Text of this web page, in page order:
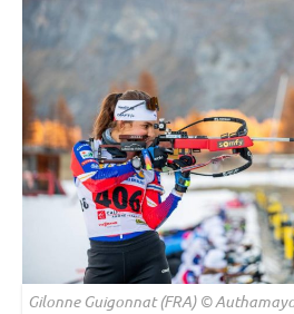
Gilonne Guigonnat (FRA) ©